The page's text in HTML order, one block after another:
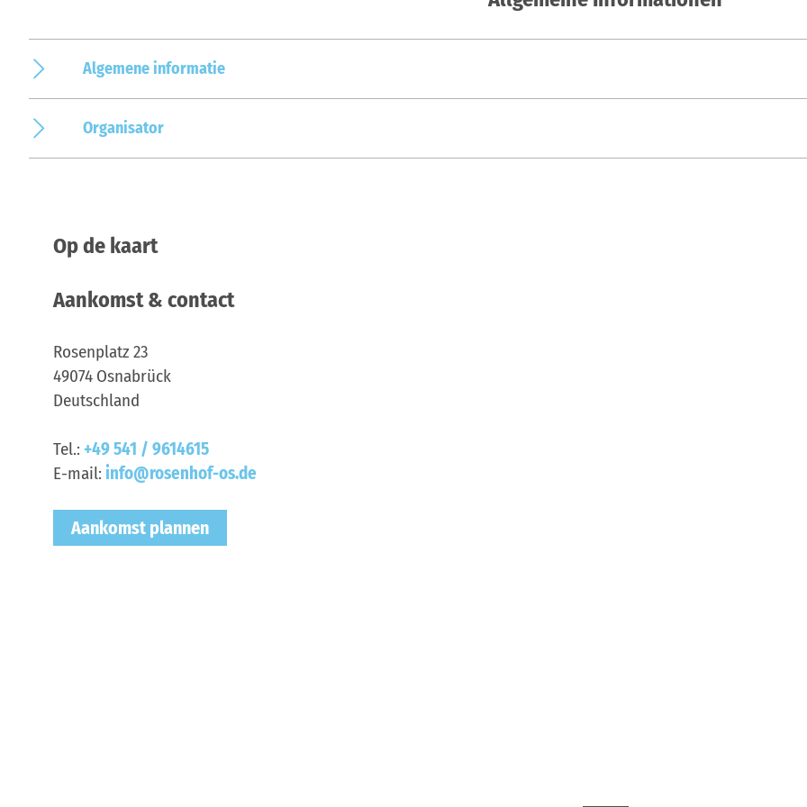
Algemene informatie
Organisator
Op de kaart
Aankomst & contact
Rosenplatz 23
49074 Osnabrück
Deutschland
Tel.: +49 541 / 9614615
E-mail: info@rosenhof-os.de
Aankomst plannen